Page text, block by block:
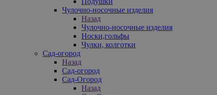
Чулочно-носочные изделия
Назад
Чулочно-носочные изделия
Носки,гольфы
Чулки, колготки
Сад-огород
Назад
Сад-огород
Сад-Огород
Назад